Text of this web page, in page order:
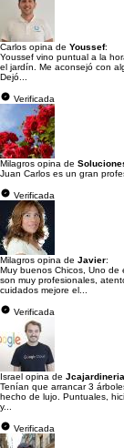
Carlos opina de Youssef:
Youssef vino puntual a la
el jardín. Me aconsejó con
Dejó...
Verificada
Milagros opina de
Juan Carlos es un gran
Verificada
Milagros opina de Javier:
Muy buenos Chicos, Uno de
son muy profesionales,
cuidados mejore el...
Verificada
Israel opina de Jcajardineria
Tenían que arrancar 3
hecho de lujo. Puntuales,
y...
Verificada